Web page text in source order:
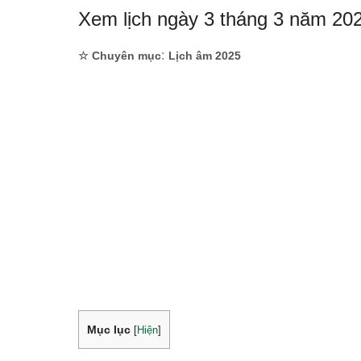
Xem lịch ngày 3 tháng 3 năm
☆ Chuyên mục: Lịch âm 2025
Mục lục Hiện